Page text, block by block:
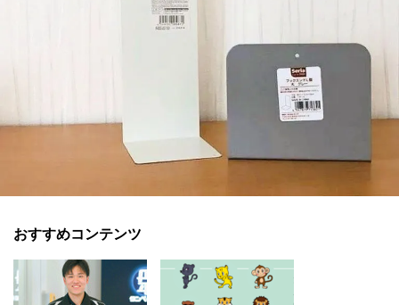
おすすめコンテンツ